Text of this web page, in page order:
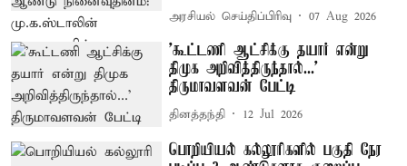
அரசியல் செய்திப்பிரிவு 07 Aug 2026
’கூட்டணி ஆட்சிக்கு தயார் என்று
திமுக அறிவித்திருந்தால்...’
திருமாவளவன் பேட்டி
தினத்தந்தி 12 Jul 2026
பொறியியல் கல்லூரிகளில் பகுதி நேர